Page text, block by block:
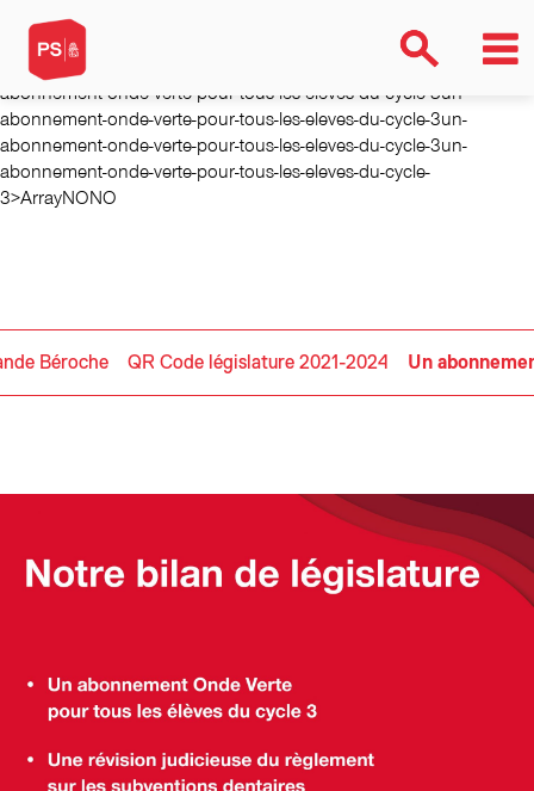
un-abonnement-onde-verte-pour-tous-les-eleves-du-cycle-3un-
abonnement-onde-verte-pour-tous-les-eleves-du-cycle-3un-
abonnement-onde-verte-pour-tous-les-eleves-du-cycle-3un-
abonnement-onde-verte-pour-tous-les-eleves-du-cycle-3un-
abonnement-onde-verte-pour-tous-les-eleves-du-cycle-3un-
abonnement-onde-verte-pour-tous-les-eleves-du-cycle-3un-
abonnement-onde-verte-pour-tous-les-eleves-du-cycle-
3>ArrayNONO
Béroche QR Code législature 2021-2024 Un